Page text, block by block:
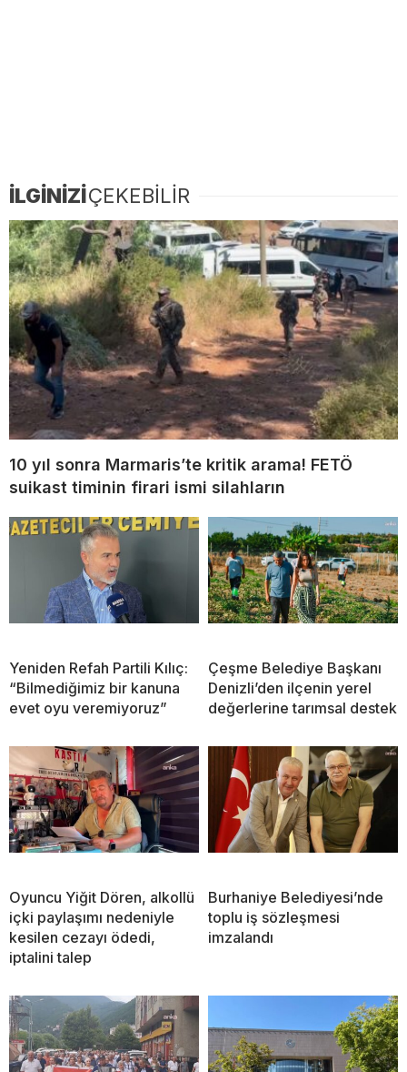
İLGİNİZİÇEKEBİLİR
10 yıl sonra Marmaris’te kritik arama! FETÖ
suikast timinin firari ismi silahların
Yeniden Refah Partili Kılıç:
“Bilmediğimiz bir kanuna
evet oyu veremiyoruz”
Çeşme Belediye Başkanı
Denizli’den ilçenin yerel
değerlerine tarımsal destek
Oyuncu Yiğit Dören, alkollü
içki paylaşımı nedeniyle
kesilen cezayı ödedi,
iptalini talep
Burhaniye Belediyesi’nde
toplu iş sözleşmesi
imzalandı